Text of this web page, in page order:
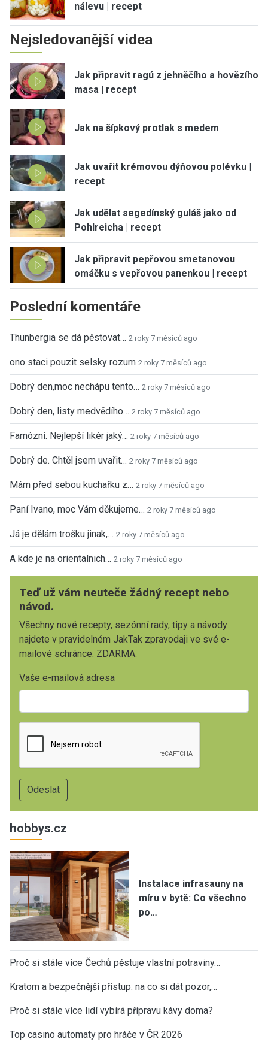
nálevu | recept
Nejsledovanější videa
Jak připravit ragú z jehněčího a hovězího
masa | recept
Jak na šípkový protlak s medem
Jak uvařit krémovou dýňovou polévku |
recept
Jak udělat segedínský guláš jako od
Pohlreicha | recept
Jak připravit pepřovou smetanovou
omáčku s vepřovou panenkou | recept
Poslední komentáře
Thunbergia se dá pěstovat… 2 roky 7 měsíců ago
ono staci pouzit selsky rozum 2 roky 7 měsíců ago
Dobrý den,moc nechápu tento… 2 roky 7 měsíců ago
Dobrý den, listy medvědího… 2 roky 7 měsíců ago
Famózní. Nejlepší likér jaký… 2 roky 7 měsíců ago
Dobrý de. Chtěl jsem uvařit… 2 roky 7 měsíců ago
Mám před sebou kuchařku z… 2 roky 7 měsíců ago
Paní Ivano, moc Vám děkujeme… 2 roky 7 měsíců ago
Já je dělám trošku jinak,… 2 roky 7 měsíců ago
A kde je na orientalnich… 2 roky 7 měsíců ago
Teď už vám neuteče žádný recept nebo
návod.
Všechny nové recepty, sezónní rady, tipy a návody
najdete v pravidelném JakTak zpravodaji ve své e-
mailové schránce. ZDARMA.
Vaše e-mailová adresa
hobbys.cz
Instalace infrasauny na
míru v bytě: Co všechno
po…
Proč si stále více Čechů pěstuje vlastní potraviny…
Kratom a bezpečnější přístup: na co si dát pozor,…
Proč si stále více lidí vybírá přípravu kávy doma?
Top casino automaty pro hráče v ČR 2026